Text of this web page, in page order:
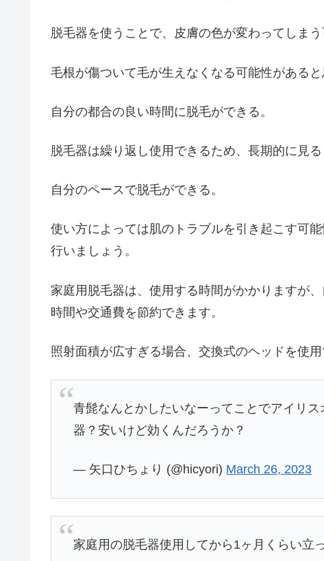
脱毛器を使うことで、皮膚の色が変わってしまう
毛根が傷ついて毛が生えなくなる可能性があると
自分の都合の良い時間に脱毛ができる。
脱毛器は繰り返し使用できるため、長期的に見
自分のペースで脱毛ができる。
使い方によっては肌のトラブルを引き起こす可
行いましょう。
家庭用脱毛器は、使用する時間がかかりますが
時間や交通費を節約できます。
照射面積が広すぎる場合、交換式のヘッドを使
青髭なんとかしたいなーってことでアイリ
器？安いけど効くんだろうか？
— 矢口ひちょり (@hicyori) March 26, 2023
家庭用の脱毛器使用してから1ヶ月くらい立